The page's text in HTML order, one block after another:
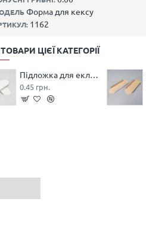
Форма для кексу
1162
ТОВАРИ ЦІЄЇ КАТЕГОРІЇ
Підложка для еклеру 145*40*10 Біла
0.45 грн.